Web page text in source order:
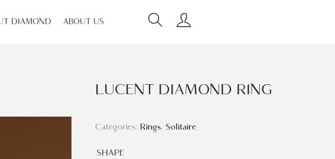
DIAMOND ABOUT US
LUCENT DIAMOND RING
Categories: Rings, Solitaire
SHAPE